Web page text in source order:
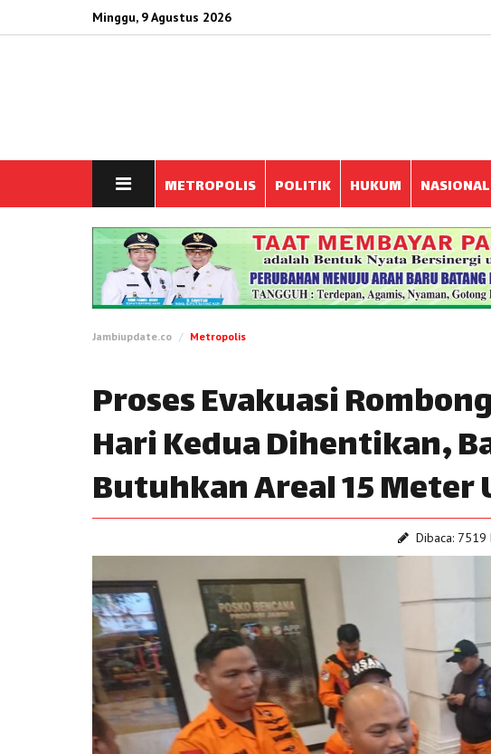
Minggu, 9 Agustus 2026
METROPOLIS POLITIK HUKUM NASIONAL
Jambiupdate.co Metropolis
Proses Evakuasi
Hari Kedua Dihentikan,
Butuhkan Areal 15
Dibaca: 7519